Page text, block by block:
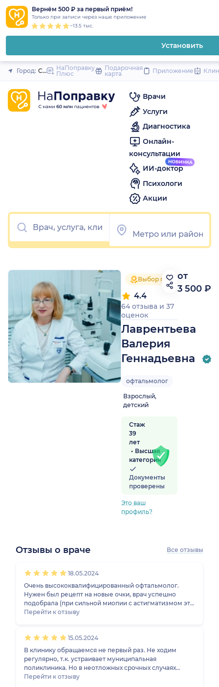
Вернём 500 ₽ за первый приём!
Только при записи через наше приложение
~13.5 тыс.
Установить
Закрыть
Город: Санкт-Петербург
НаПоправку
Плюс
Подарочная
карта
Приложение
Врачи
Услуги
Диагностика
Онлайн-
консультации
ИИ-доктор
Психологи
Акции
Выбор пациентов 2025
Лаврентьева
Валерия
Геннадьевна
4.4
64 отзыва и 37
оценок
офтальмолог
Взрослый,
детский
Стаж
39
лет
Высшая
категория
Документы
проверены
Это ваш
профиль?
от
3 500 ₽
Отзывы о враче Все отзывы
18.05.2024
Очень высококвалифицированный офтальмолог.
Нужен был рецепт на новые очки, врач успешно
подобрала (при сильной миопии с астигматизмом это
не так просто). Помимо этого еще и тщательно
где подтвердилось, что нужна коагуляция сетчатки.
Прописала препараты, помогают. Рассказала, где
какое оборудование в городских центрах,
порекомендовала, где точнее будет диагностика.
Сразу видно, профессионал, который занимается
любимым делом. И как человек Валерия Геннадиевна
Перейти к отзыву
15.05.2024
В клинику обращаемся не первый раз. Не ходим
регулярно, т.к. устраивает муниципальная
поликлиника. Но в неотложных срочных случаях
спасает МЕДИКА.
Перейти к отзыву